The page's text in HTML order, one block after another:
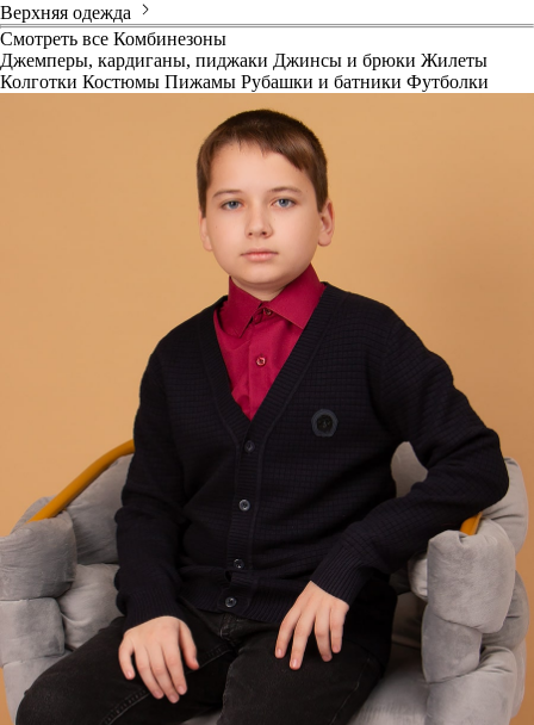
Верхняя одежда
Смотреть все Комбинезоны
Джемперы, кардиганы, пиджаки Джинсы и брюки Жилеты
Колготки Костюмы Пижамы Рубашки и батники Футболки